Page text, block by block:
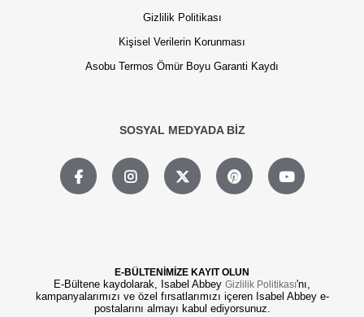
Gizlilik Politikası
Kişisel Verilerin Korunması
Asobu Termos Ömür Boyu Garanti Kaydı
SOSYAL MEDYADA BİZ
E-BÜLTENİMİZE KAYIT OLUN
E-Bültene kaydolarak, Isabel Abbey Gizlilik Politikası'nı,
kampanyalarımızı ve özel fırsatlarımızı içeren Isabel Abbey e-
postalarını almayı kabul ediyorsunuz.